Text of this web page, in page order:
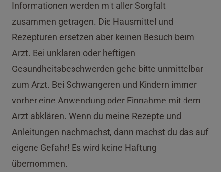
Informationen werden mit aller Sorgfalt
zusammen getragen. Die Hausmittel und
Rezepturen ersetzen aber keinen Besuch beim
Arzt. Bei unklaren oder heftigen
Gesundheitsbeschwerden gehe bitte unmittelbar
zum Arzt. Bei Schwangeren und Kindern immer
vorher eine Anwendung oder Einnahme mit dem
Arzt abklären. Wenn du meine Rezepte und
Anleitungen nachmachst, dann machst du das auf
eigene Gefahr! Es wird keine Haftung
übernommen.